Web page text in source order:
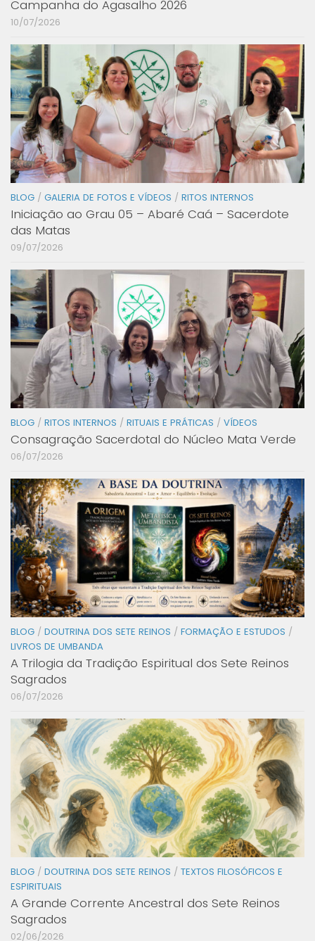
Campanha do Agasalho 2026
10/07/2026
BLOG / GALERIA DE FOTOS E VÍDEOS / RITOS INTERNOS
Iniciação ao Grau 05 – Abaré Caá – Sacerdote
das Matas
09/07/2026
BLOG / RITOS INTERNOS / RITUAIS E PRÁTICAS / VÍDEOS
Consagração Sacerdotal do Núcleo Mata Verde
06/07/2026
BLOG / DOUTRINA DOS SETE REINOS / FORMAÇÃO E ESTUDOS /
LIVROS DE UMBANDA
A Trilogia da Tradição Espiritual dos Sete Reinos
Sagrados
06/07/2026
BLOG / DOUTRINA DOS SETE REINOS / TEXTOS FILOSÓFICOS E
ESPIRITUAIS
A Grande Corrente Ancestral dos Sete Reinos
Sagrados
02/06/2026